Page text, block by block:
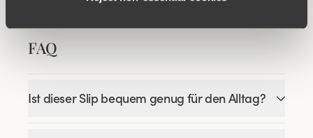
FAQ
Ist dieser Slip bequem genug für den Alltag?